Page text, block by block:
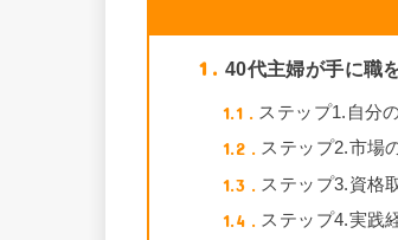
1 40代主婦が手に職
1.1 ステップ1.自分
1.2 ステップ2.市場
1.3 ステップ3.資格
1.4 ステップ4.実践